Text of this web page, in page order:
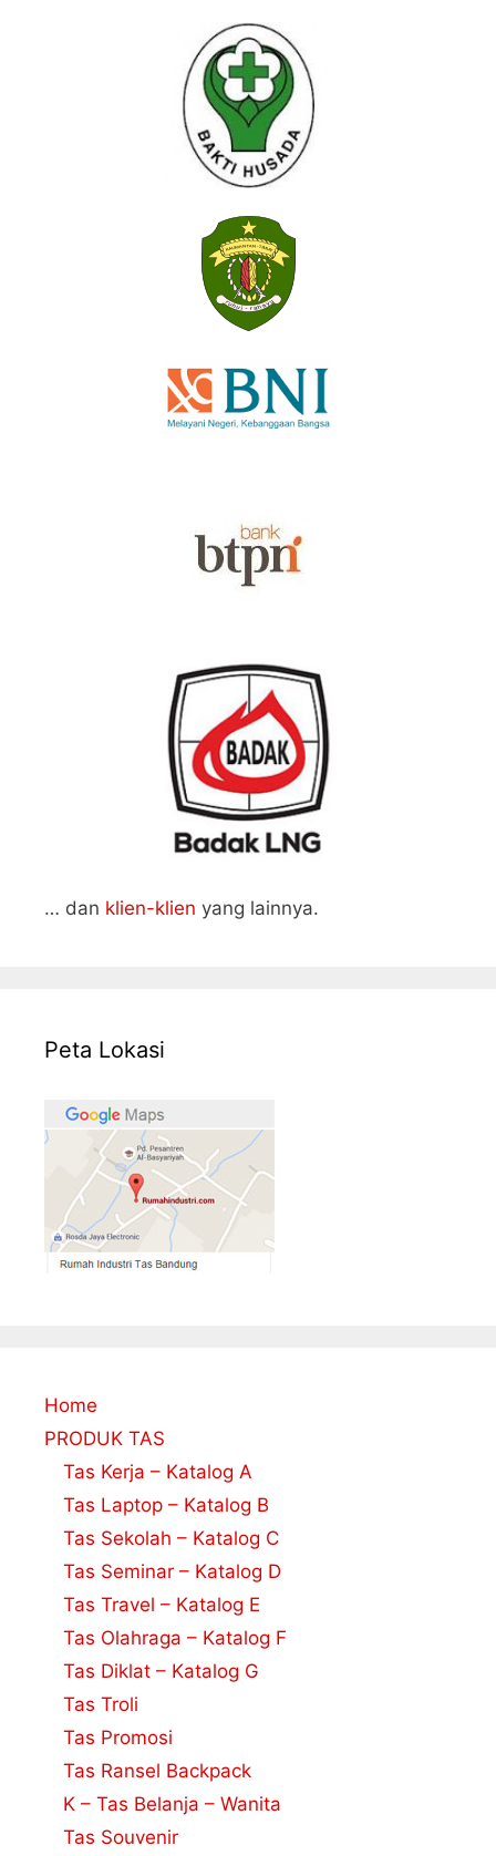
… dan klien-klien yang lainnya.
Peta Lokasi
Home
PRODUK TAS
Tas Kerja – Katalog A
Tas Laptop – Katalog B
Tas Sekolah – Katalog C
Tas Seminar – Katalog D
Tas Travel – Katalog E
Tas Olahraga – Katalog F
Tas Diklat – Katalog G
Tas Troli
Tas Promosi
Tas Ransel Backpack
K – Tas Belanja – Wanita
Tas Souvenir